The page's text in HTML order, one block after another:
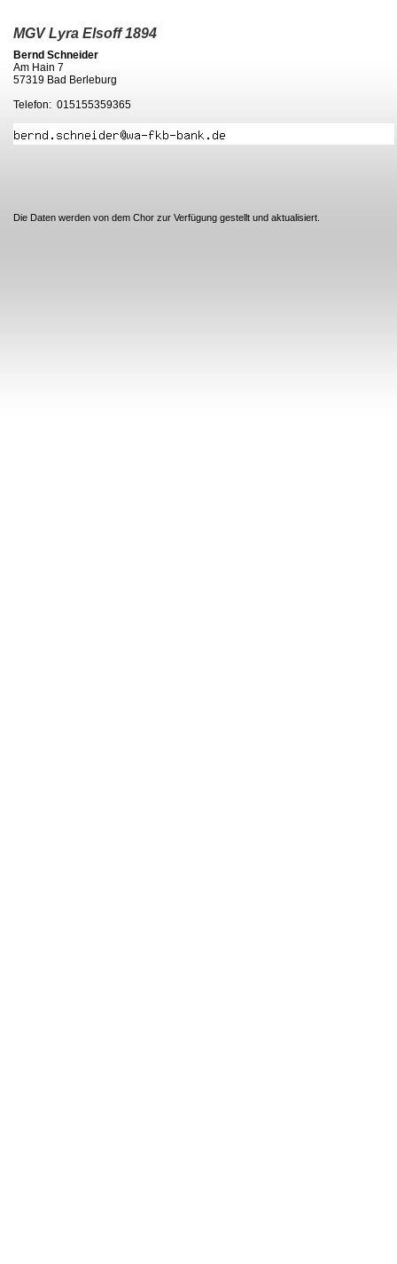
MGV Lyra Elsoff 1894
Bernd Schneider
Am Hain 7
57319 Bad Berleburg
Telefon: 015155359365
Die Daten werden von dem Chor zur Verfügung gestellt und aktualisiert.